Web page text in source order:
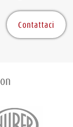
Contattaci